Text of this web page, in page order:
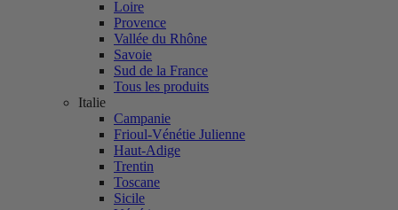
Loire
Provence
Vallée du Rhône
Savoie
Sud de la France
Tous les produits
Italie
Campanie
Frioul-Vénétie Julienne
Haut-Adige
Trentin
Toscane
Sicile